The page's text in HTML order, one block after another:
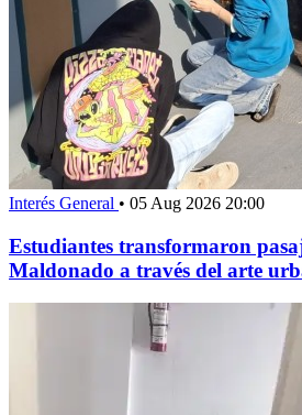
Interés General • 05 Aug 2026 20:00
Estudiantes transformaron
Maldonado a través del arte